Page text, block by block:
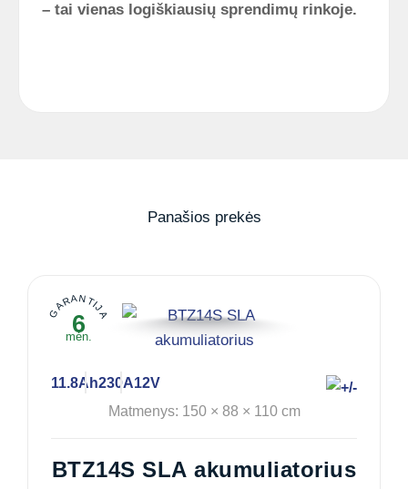
– tai vienas logiškiausių sprendimų rinkoje.
Panašios prekės
GARANTIJA
6
mėn.
11.8Ah230A12V
Matmenys: 150 × 88 × 110 cm
BTZ14S SLA akumuliatorius